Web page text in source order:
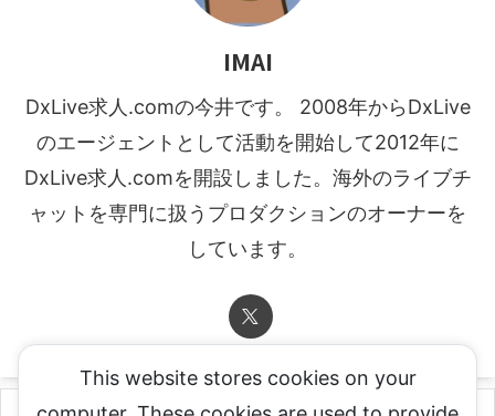
IMAI
DxLive求人.comの今井です。 2008年からDxLive
のエージェントとして活動を開始して2012年に
DxLive求人.comを開設しました。海外のライブチ
ャットを専門に扱うプロダクションのオーナーを
しています。
This website stores cookies on your